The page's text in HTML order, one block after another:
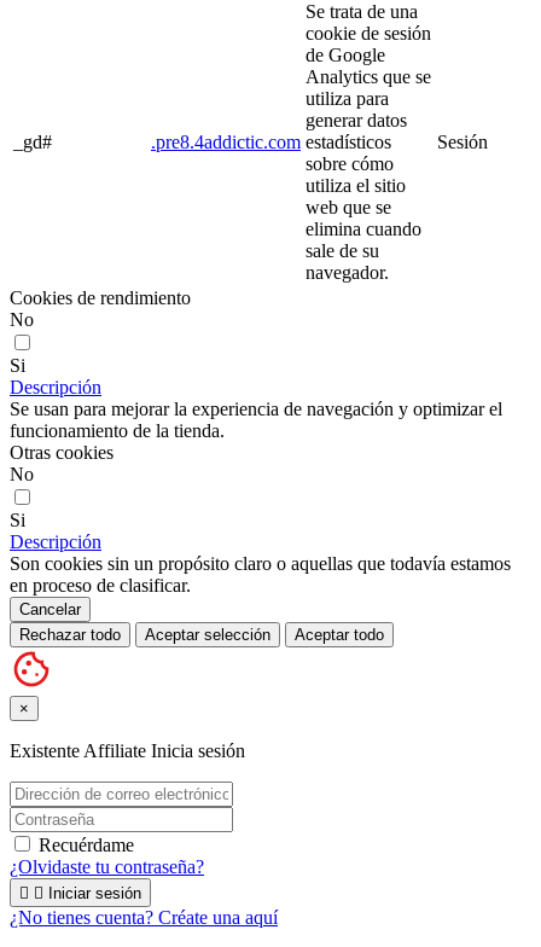
_gd# .pre8.4addictic.com
Se trata de una
cookie de sesión
de Google
Analytics que se
utiliza para
generar datos
estadísticos
sobre cómo
utiliza el sitio
web que se
elimina cuando
sale de su
navegador.
Sesión
Cookies de rendimiento
No
Si
Descripción
Se usan para mejorar la experiencia de navegación y optimizar el
funcionamiento de la tienda.
Otras cookies
No
Si
Descripción
Son cookies sin un propósito claro o aquellas que todavía estamos
en proceso de clasificar.
Cancelar
Rechazar todo
Aceptar selección Aceptar todo
×
Existente Affiliate Inicia sesión
Recuérdame
¿Olvidaste tu contraseña?
  Iniciar sesión
¿No tienes cuenta? Créate una aquí